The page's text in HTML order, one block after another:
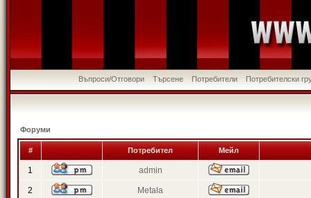
Въпроси/Отговори Търсене Потребители Потребителски
Форуми
# Потребител Мейл
1 admin
2 Metala